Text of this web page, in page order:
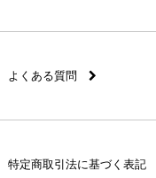
よくある質問
特定商取引法に基づく表記